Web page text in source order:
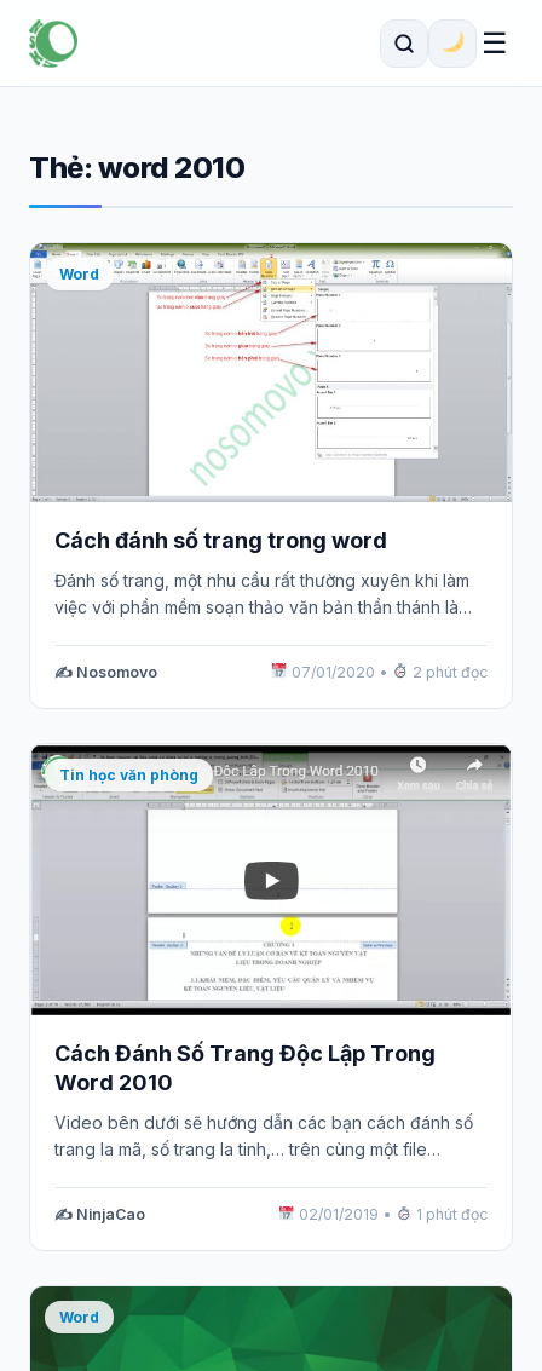
☰
Thẻ: word 2010
Word
Cách đánh số trang trong word
Đánh số trang, một nhu cầu rất thường xuyên khi làm
việc với phần mềm soạn thảo văn bản thần thánh là…
✍️ Nosomovo 07/01/2020 • 2 phút đọc
Tin học văn phòng
Cách Đánh Số Trang Độc Lập Trong
Word 2010
Video bên dưới sẽ hướng dẫn các bạn cách đánh số
trang la mã, số trang la tinh,… trên cùng một file…
✍️ NinjaCao 02/01/2019 • 1 phút đọc
Word